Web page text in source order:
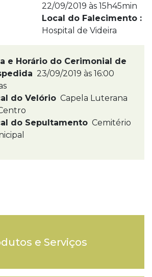
22/09/2019 às 15h45min
Local do Falecimento :
Hospital de Videira
e Horário do Cerimonial de
23/09/2019 às 16:00
do Velório Capela Luterana
do Sepultamento Cemitério
e Serviços